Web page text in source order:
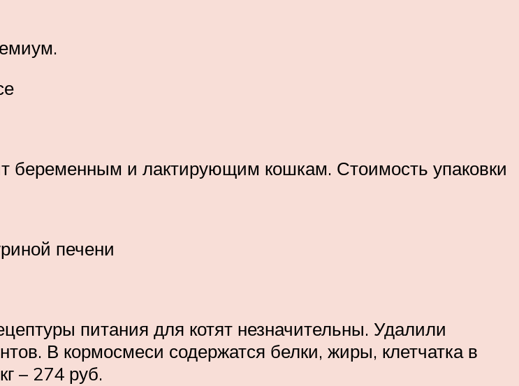
беременным и лактирующим кошкам. Стоимость упаковки
печени
питания для котят незначительны. Удалили
В кормосмеси содержатся белки, жиры, клетчатка в
– 274 руб.